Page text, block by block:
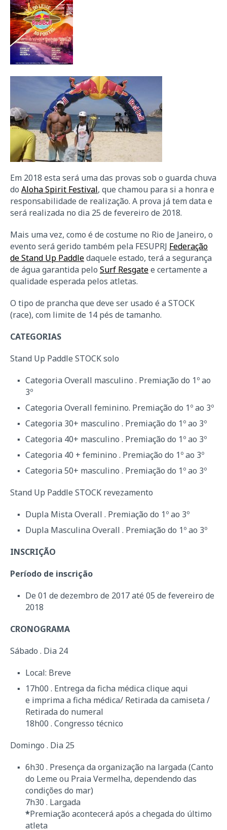
Em 2018 esta será uma das provas sob o guarda chuva
do Aloha Spirit Festival, que chamou para si a honra e
responsabilidade de realização. A prova já tem data e
será realizada no dia 25 de fevereiro de 2018.
Mais uma vez, como é de costume no Rio de Janeiro, o
evento será gerido também pela FESUPRJ Federação
de Stand Up Paddledaquele estado, terá a segurança
de água garantida pelo Surf Resgatee certamente a
qualidade esperada pelos atletas.
O tipo de prancha que deve ser usado é a STOCK
(race), com limite de 14 pés de tamanho.
CATEGORIAS
Stand Up Paddle STOCK solo
Categoria Overall masculino . Premiação do 1º ao
3º
Categoria Overall feminino. Premiação do 1º ao 3º
Categoria 30+ masculino . Premiação do 1º ao 3º
Categoria 40+ masculino . Premiação do 1º ao 3º
Categoria 40 + feminino . Premiação do 1º ao 3º
Categoria 50+ masculino . Premiação do 1º ao 3º
Stand Up Paddle STOCK revezamento
Dupla Mista Overall . Premiação do 1º ao 3º
Dupla Masculina Overall . Premiação do 1º ao 3º
INSCRIÇÃO
Período de inscrição
De 01 de dezembro de 2017 até 05 de fevereiro de
2018
CRONOGRAMA
Sábado . Dia 24
Local: Breve
17h00 . Entrega da ficha médicaclique aqui
e imprima a ficha médica/ Retirada da camiseta /
Retirada do numeral
18h00 . Congresso técnico
Domingo . Dia 25
6h30 . Presença da organização na largada (Canto
do Leme ou Praia Vermelha, dependendo das
condições do mar)
7h30 . Largada
*Premiação acontecerá após a chegada do último
atleta